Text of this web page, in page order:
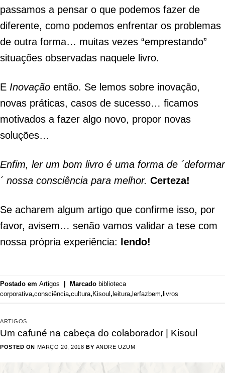
passamos a pensar o que podemos fazer de
diferente, como podemos enfrentar os problemas
de outra forma… muitas vezes “emprestando”
situações observadas naquele livro.
E Inovação então. Se lemos sobre inovação,
novas práticas, casos de sucesso… ficamos
motivados a fazer algo novo, propor novas
soluções…
Enfim, ler um bom livro é uma forma de ´deformar
´ nossa consciência para melhor. Certeza!
Se acharem algum artigo que confirme isso, por
favor, avisem… senão vamos validar a tese com
nossa própria experiência:
lendo!
Postado em Artigos | Marcado biblioteca
corporativa,consciência,cultura,Kisoul,leitura,lerfazbem,livros
ARTIGOS
Um cafuné na cabeça do colaborador | Kisoul
POSTED ON MARÇO 20, 2018 BY ANDRE UZUM